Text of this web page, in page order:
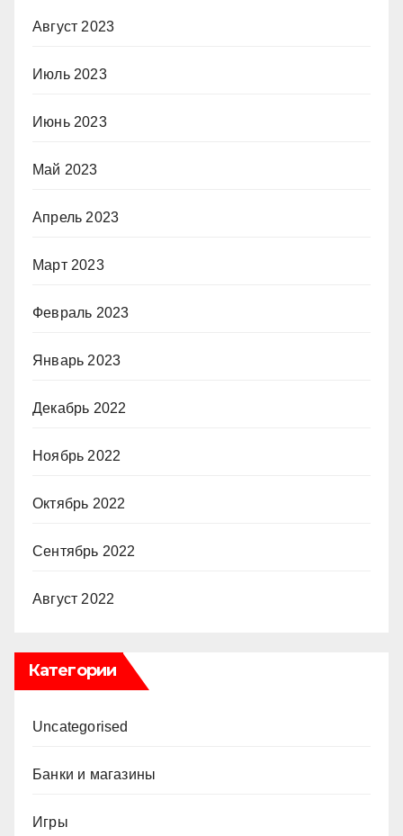
Август 2023
Июль 2023
Июнь 2023
Май 2023
Апрель 2023
Март 2023
Февраль 2023
Январь 2023
Декабрь 2022
Ноябрь 2022
Октябрь 2022
Сентябрь 2022
Август 2022
Категории
Uncategorised
Банки и магазины
Игры